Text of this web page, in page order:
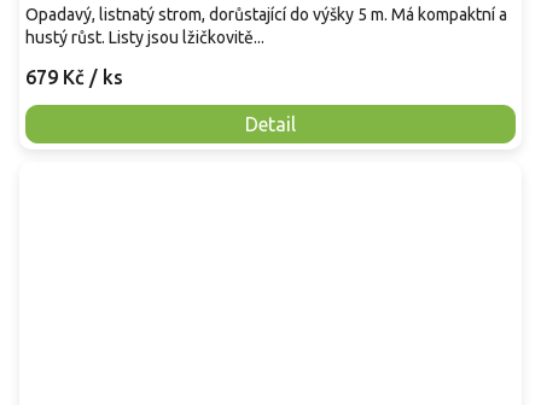
679 Kč / ks
Detail
Opadavý, listnatý strom, dorůstající do výšky 5 m. Má kompaktní a
hustý růst. Listy jsou lžičkovitě...